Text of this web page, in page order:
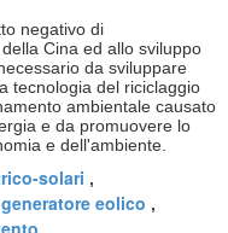
negativo di
Cina ed allo sviluppo
da sviluppare
tecnologia del riciclaggio
ambientale causato
e da promuovere lo
e dell'ambiente.
solari ,
eolico ,